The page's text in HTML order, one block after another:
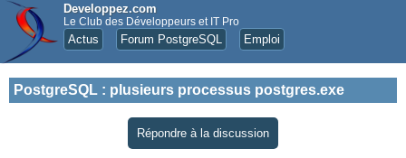
Developpez.com
Le Club des Développeurs et IT Pro
Actus Forum PostgreSQL Emploi
PostgreSQL : plusieurs processus postgres.exe
Répondre à la discussion